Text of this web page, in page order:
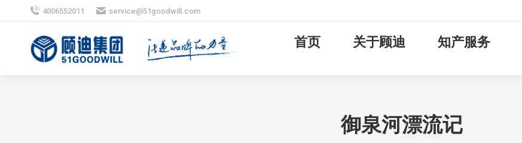
4006552011 service@51goodwill.com
首页 关于顾迪 知产服务
御泉河漂流记